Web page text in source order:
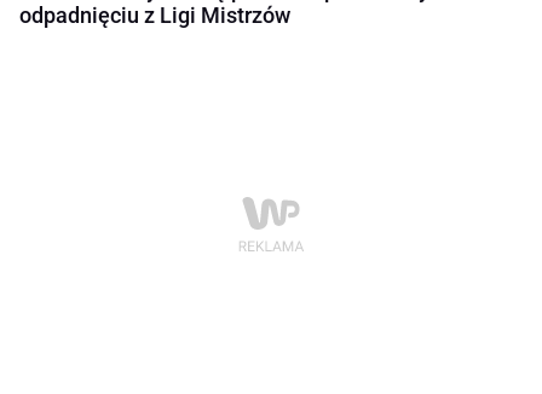
odpadnięciu z Ligi Mistrzów